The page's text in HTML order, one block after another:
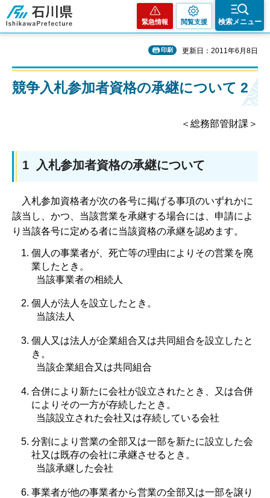
石川県
緊急情報 閲覧支援 検索メニュー
印刷 更新日：2011年6月8日
競争入札参加者資格の承継について 2
＜総務部管財課＞
1 入札参加者資格の承継について
入札参加資格者が次の各号に掲げる事項のいずれかに
該当し、かつ、当該営業を承継する場合には、申請によ
り当該各号に定める者に当該資格の承継を認めます。
個人の事業者が、死亡等の理由によりその営業を廃
業したとき。
当該事業者の相続人
個人が法人を設立したとき。
当該法人
個人又は法人が企業組合又は共同組合を設立したと
き。
当該企業組合又は共同組合
合併により新たに会社が設立されたとき、又は合併
によりその一方が存続したとき。
当該設立された会社又は存続している会社
分割により営業の全部又は一部を新たに設立した会
社又は既存の会社に承継させるとき。
当該承継した会社
事業者が他の事業者から営業の全部又は一部を譲り